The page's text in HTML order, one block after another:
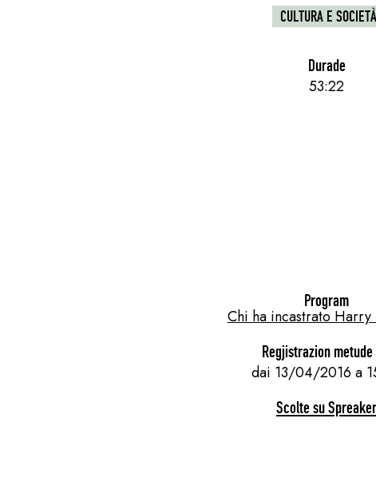
CULTURA E SOCIETÀ
Durade
53:22
Program
Chi ha incastrato
Regjistrazion
dai 13/04/2016 a
Scolte su Spreaker